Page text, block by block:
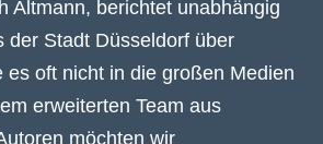
Altmann, berichtet unabhängig
der Stadt Düsseldorf über
es oft nicht in die großen Medien
erweiterten Team aus
möchten wir